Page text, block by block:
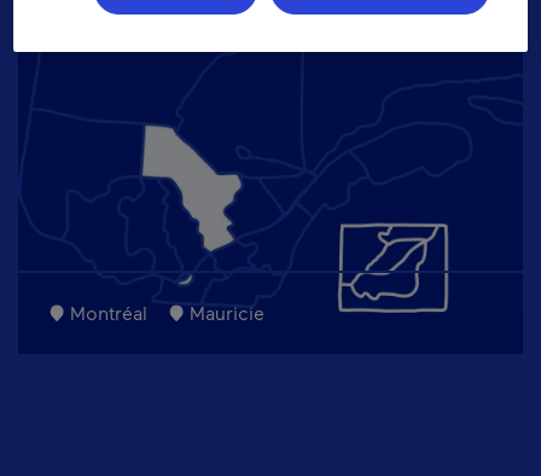
Montréal Mauricie